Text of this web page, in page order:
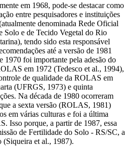
em 1968, pode-se destacar como
entre pesquisadores e instituições
denominada Rede Oficial
Solo e de Tecido Vegetal do Rio
tendo sido esta responsável
até a versão de 1981
foi importante pela adesão do
em 1972 (Tedesco et al., 1994),
de qualidade da ROLAS em
(UFRGS, 1973) e quinta
Na década de 1980 ocorreram
a sexta versão (ROLAS, 1981)
em várias culturas e foi a última
Isso porque, a partir de 1987, essa
de Fertilidade do Solo - RS/SC, a
(Siqueira et al., 1987).